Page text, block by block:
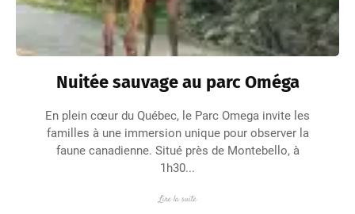
Nuitée sauvage au parc Oméga
En plein cœur du Québec, le Parc Omega invite les
familles à une immersion unique pour observer la
faune canadienne. Situé près de Montebello, à
1h30...
Lire la suite